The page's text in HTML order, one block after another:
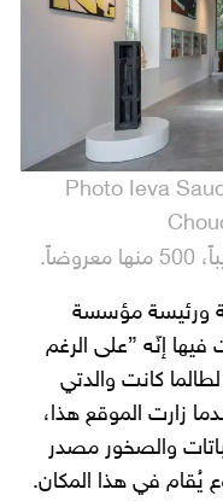
Photo Ieva
ورئيسة مؤسسة
إنّه ”على الرغم
كانت والدتي
زارت الموقع هذا،
والصخور مصدر
يُقام في هذا المكان.